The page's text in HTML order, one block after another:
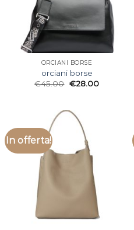
ORCIANI BORSE
orciani borse
€45.00 €28.00
In offerta!